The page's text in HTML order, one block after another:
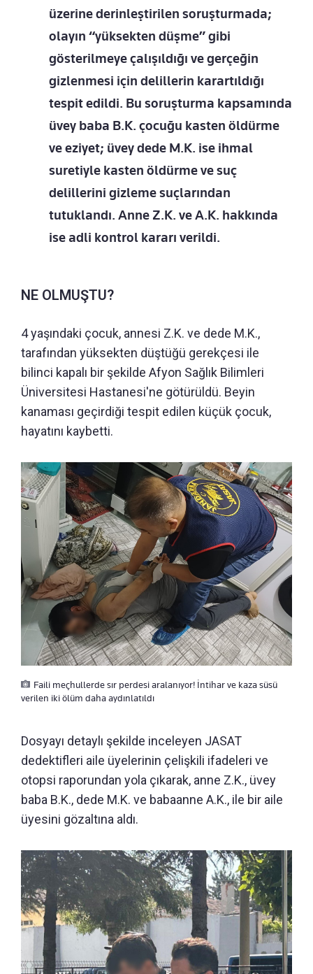
üzerine derinleştirilen soruşturmada;
olayın “yüksekten düşme” gibi
gösterilmeye çalışıldığı ve gerçeğin
gizlenmesi için delillerin karartıldığı
tespit edildi. Bu soruşturma kapsamında
üvey baba B.K. çocuğu kasten öldürme
ve eziyet; üvey dede M.K. ise ihmal
suretiyle kasten öldürme ve suç
delillerini gizleme suçlarından
tutuklandı. Anne Z.K. ve A.K. hakkında
ise adli kontrol kararı verildi.
NE OLMUŞTU?
4 yaşındaki çocuk, annesi Z.K. ve dede M.K.,
tarafından yüksekten düştüğü gerekçesi ile
bilinci kapalı bir şekilde Afyon Sağlık Bilimleri
Üniversitesi Hastanesi'ne götürüldü. Beyin
kanaması geçirdiği tespit edilen küçük çocuk,
hayatını kaybetti.
Faili meçhullerde sır perdesi aralanıyor! İntihar ve kaza süsü
verilen iki ölüm daha aydınlatıldı
Dosyayı detaylı şekilde inceleyen JASAT
dedektifleri aile üyelerinin çelişkili ifadeleri ve
otopsi raporundan yola çıkarak, anne Z.K., üvey
baba B.K., dede M.K. ve babaanne A.K., ile bir aile
üyesini gözaltına aldı.